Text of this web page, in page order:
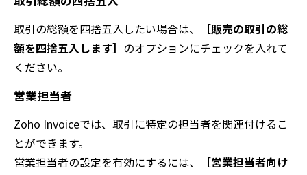
取引の総額を四捨五入したい場合は、
［販売の取引の総
額を四捨五入します］ のオプションにチェックを入れて
ください。
営業担当者
Zoho Invoiceでは、取引に特定の担当者を関連付けるこ
とができます。
営業担当者の設定を有効にするには、
［営業担当者向け